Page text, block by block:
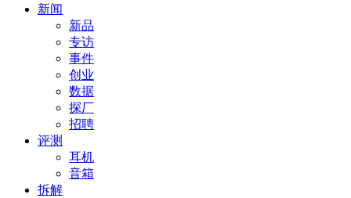
新闻
新品
专访
事件
创业
数据
探厂
招聘
评测
耳机
音箱
拆解